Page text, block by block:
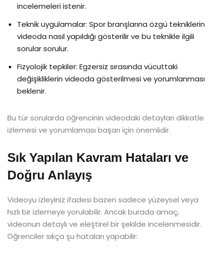
incelemeleri istenir.
Teknik uygulamalar: Spor branşlarına özgü tekniklerin
videoda nasıl yapıldığı gösterilir ve bu teknikle ilgili
sorular sorulur.
Fizyolojik tepkiler: Egzersiz sırasında vücuttaki
değişikliklerin videoda gösterilmesi ve yorumlanması
beklenir.
Bu tür sorularda öğrencinin videodaki detayları dikkatle
izlemesi ve yorumlaması başarı için önemlidir.
Sık Yapılan Kavram Hataları ve
Doğru Anlayış
Videoyu izleyiniz ifadesi bazen sadece yüzeysel veya
hızlı bir izlemeye yorulabilir. Ancak burada amaç,
videonun detaylı ve eleştirel bir şekilde incelenmesidir.
Öğrenciler sıkça şu hataları yapabilir: